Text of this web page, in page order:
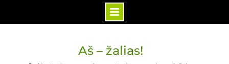
Aš – žalias!